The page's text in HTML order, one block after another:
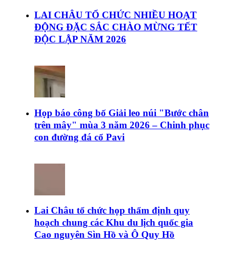
LAI CHÂU TỔ CHỨC NHIỀU HOẠT
ĐỘNG ĐẶC SẮC CHÀO MỪNG TẾT
ĐỘC LẬP NĂM 2026
Họp báo công bố Giải leo núi "Bước chân
trên mây" mùa 3 năm 2026 – Chinh phục
con đường đá cổ Pavi
Lai Châu tổ chức họp thẩm định quy
hoạch chung các Khu du lịch quốc gia
Cao nguyên Sìn Hồ và Ô Quy Hồ